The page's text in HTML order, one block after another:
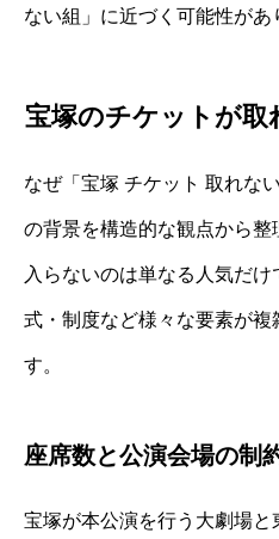
ない組」に近づく可能性があ
宝塚のチケットが取
なぜ「宝塚 チケット 取れな
の背景を構造的な観点から
入らないのは単なる人気だ
式・制度など様々な要素が
す。
座席数と公演会場の制
宝塚が本公演を行う大劇場と